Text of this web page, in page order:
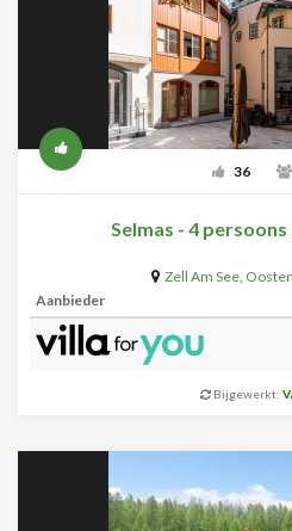
36
Selmas - 4
Zell Am See,
Aanbieder
Bijgewerkt: